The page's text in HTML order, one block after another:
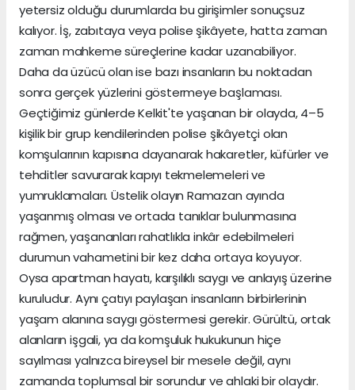
yetersiz olduğu durumlarda bu girişimler sonuçsuz
kalıyor. İş, zabıtaya veya polise şikâyete, hatta zaman
zaman mahkeme süreçlerine kadar uzanabiliyor.
Daha da üzücü olan ise bazı insanların bu noktadan
sonra gerçek yüzlerini göstermeye başlaması.
Geçtiğimiz günlerde Kelkit'te yaşanan bir olayda, 4–5
kişilik bir grup kendilerinden polise şikâyetçi olan
komşularının kapısına dayanarak hakaretler, küfürler ve
tehditler savurarak kapıyı tekmelemeleri ve
yumruklamaları. Üstelik olayın Ramazan ayında
yaşanmış olması ve ortada tanıklar bulunmasına
rağmen, yaşananları rahatlıkla inkâr edebilmeleri
durumun vahametini bir kez daha ortaya koyuyor.
Oysa apartman hayatı, karşılıklı saygı ve anlayış üzerine
kuruludur. Aynı çatıyı paylaşan insanların birbirlerinin
yaşam alanına saygı göstermesi gerekir. Gürültü, ortak
alanların işgali, ya da komşuluk hukukunun hiçe
sayılması yalnızca bireysel bir mesele değil, aynı
zamanda toplumsal bir sorundur ve ahlaki bir olaydır.